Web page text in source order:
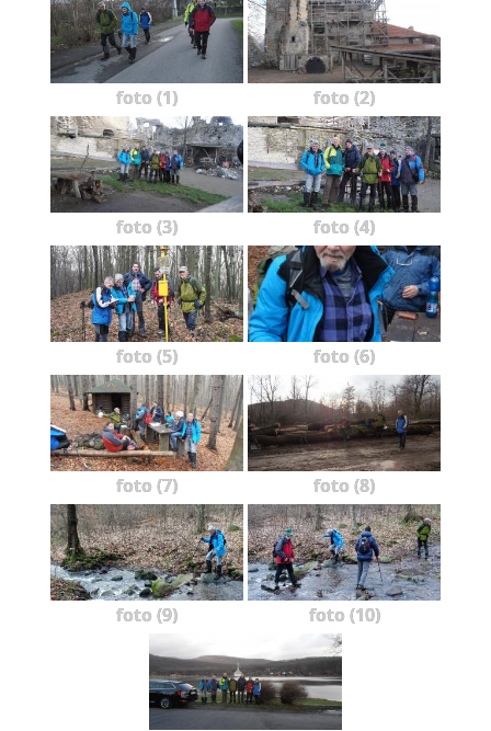
foto (1) foto (2)
foto (3) foto (4)
foto (5) foto (6)
foto (7) foto (8)
foto (9) foto (10)